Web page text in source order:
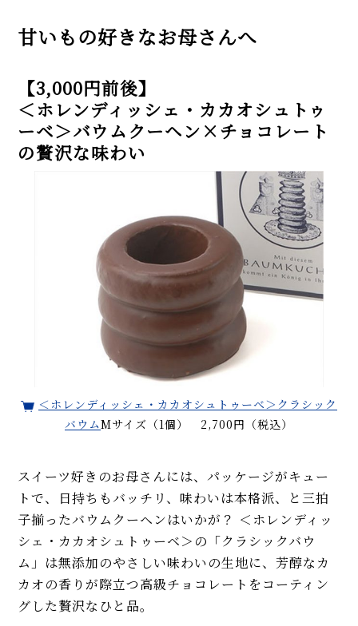
甘いもの好きなお母さんへ
【3,000円前後】
＜ホレンディッシェ・カカオシュトゥ
ーベ＞バウムクーヘン×チョコレート
の贅沢な味わい
＜ホレンディッシェ・カカオシュトゥーベ＞クラシック
バウムMサイズ（1個） 2,700円（税込）
スイーツ好きのお母さんには、パッケージがキュー
トで、日持ちもバッチリ、味わいは本格派、と三拍
子揃ったバウムクーヘンはいかが？ ＜ホレンディッ
シェ・カカオシュトゥーベ＞の「クラシックバウ
ム」は無添加のやさしい味わいの生地に、芳醇なカ
カオの香りが際立つ高級チョコレートをコーティン
グした贅沢なひと品。